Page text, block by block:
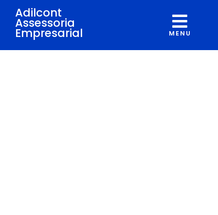
Adilcont
Assessoria
Empresarial MENU